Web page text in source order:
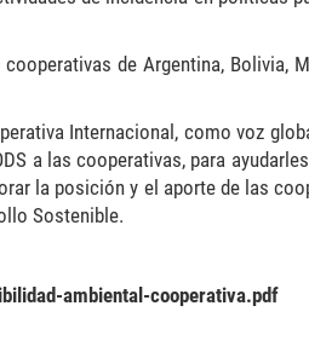
de Argentina, Bolivia,
Internacional, como voz
a las cooperativas, para
la posición y el aporte de las
Sostenible.
ambiental-cooperativa.pdf